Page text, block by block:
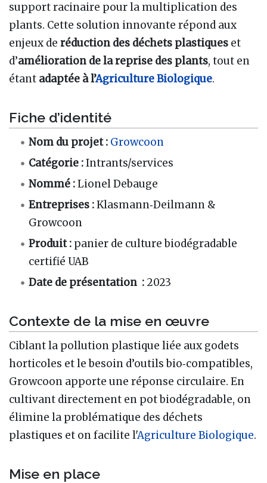
support racinaire pour la multiplication des
plants. Cette solution innovante répond aux
enjeux de réduction des déchets plastiques et
d’amélioration de la reprise des plants, tout en
étant adaptée à l’Agriculture Biologique.
Fiche d’identité
Nom du projet : Growcoon
Catégorie :Intrants/services
Nommé :Lionel Debauge
Entreprises :Klasmann‑Deilmann &
Growcoon
Produit : panier de culture biodégradable
certifié UAB
Date de présentation : 2023
Contexte de la mise en œuvre
Ciblant la pollution plastique liée aux godets
horticoles et le besoin d’outils bio‑compatibles,
Growcoon apporte une réponse circulaire. En
cultivant directement en pot biodégradable, on
élimine la problématique des déchets
plastiques et on facilite l'Agriculture Biologique.
Mise en place